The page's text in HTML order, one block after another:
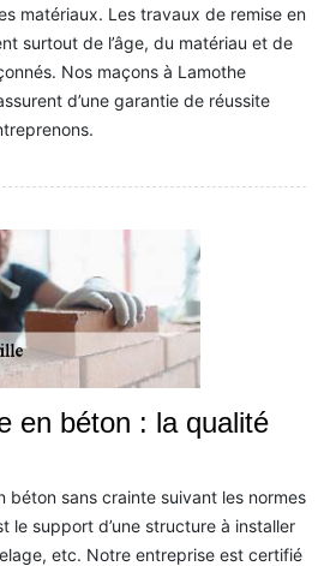
matériaux. Les travaux de remise en
surtout de l’âge, du matériau et de
Nos maçons à Lamothe
d’une garantie de réussite
en béton : la qualité
béton sans crainte suivant les normes
le support d’une structure à installer
etc. Notre entreprise est certifié